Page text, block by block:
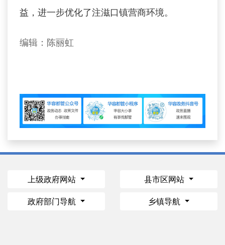
益，进一步优化了注滋口镇营商环境。
编辑：陈丽虹
上级政府网站 县市区网站
政府部门导航 乡镇导航